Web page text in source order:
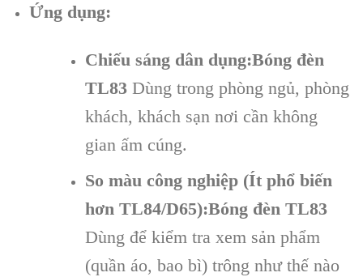
Ứng dụng:
Chiếu sáng dân dụng:Bóng đèn
TL83Dùng trong phòng ngủ, phòng
khách, khách sạn nơi cần không
gian ấm cúng.
So màu công nghiệp (Ít phổ biến
hơn TL84/D65):Bóng đèn TL83
Dùng để kiểm tra xem sản phẩm
(quần áo, bao bì) trông như thế nào